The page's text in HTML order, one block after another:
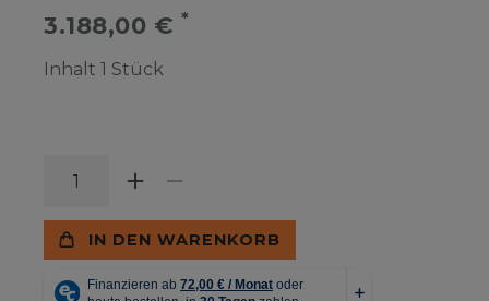
3.188,00 € *
Inhalt 1 Stück
IN DEN WARENKORB